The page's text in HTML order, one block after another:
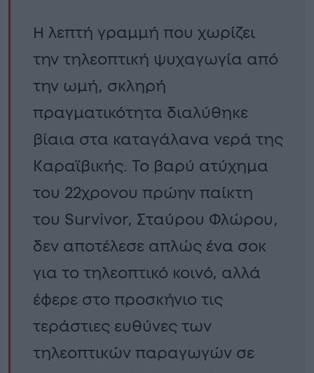
Η λεπτή γραμμή που χωρίζει
την τηλεοπτική ψυχαγωγία από
την ωμή, σκληρή
πραγματικότητα διαλύθηκε
βίαια στα καταγάλανα νερά της
Καραϊβικής. Το βαρύ ατύχημα
του 22χρονου πρώην παίκτη
του Survivor, Σταύρου Φλώρου,
δεν αποτέλεσε απλώς ένα σοκ
για το τηλεοπτικό κοινό, αλλά
έφερε στο προσκήνιο τις
τεράστιες ευθύνες των
τηλεοπτικών παραγωγών σε